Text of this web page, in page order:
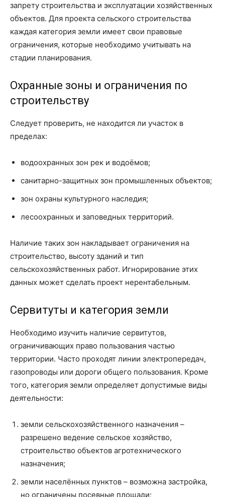
запрету строительства и эксплуатации хозяйственных
объектов. Для проекта сельского строительства
каждая категория земли имеет свои правовые
ограничения, которые необходимо учитывать на
стадии планирования.
Охранные зоны и ограничения по
строительству
Следует проверить, не находится ли участок в
пределах:
водоохранных зон рек и водоёмов;
санитарно-защитных зон промышленных объектов;
зон охраны культурного наследия;
лесоохранных и заповедных территорий.
Наличие таких зон накладывает ограничения на
строительство, высоту зданий и тип
сельскохозяйственных работ. Игнорирование этих
данных может сделать проект нерентабельным.
Сервитуты и категория земли
Необходимо изучить наличие сервитутов,
ограничивающих право пользования частью
территории. Часто проходят линии электропередач,
газопроводы или дороги общего пользования. Кроме
того, категория земли определяет допустимые виды
деятельности:
земли сельскохозяйственного назначения –
разрешено ведение сельское хозяйство,
строительство объектов агротехнического
назначения;
земли населённых пунктов – возможна застройка,
но ограничены посевные площади;